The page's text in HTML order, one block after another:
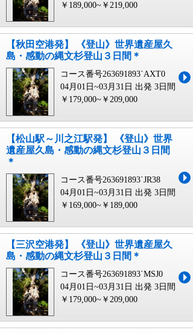
￥189,000~￥219,000
【秋田空港発】 《登山》世界遺産屋久
島・感動の縄文杉登山３日間＊
コース番号263691893`AXT0
04月01日~03月31日 出発 3日間
￥179,000~￥209,000
【松山駅～川之江駅発】 《登山》世界
遺産屋久島・感動の縄文杉登山３日間
＊
コース番号263691893`JR38
04月01日~03月31日 出発 3日間
￥169,000~￥189,000
【三沢空港発】 《登山》世界遺産屋久
島・感動の縄文杉登山３日間＊
コース番号263691893`MSJ0
04月01日~03月31日 出発 3日間
￥179,000~￥209,000